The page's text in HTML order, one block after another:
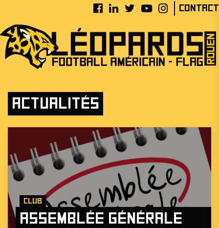
Contact
Actualités
Club
Assemblée Générale